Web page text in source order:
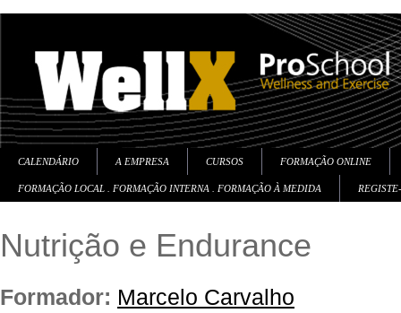
CALENDÁRIO A EMPRESA CURSOS FORMAÇÃO ONLINE
FORMAÇÃO LOCAL . FORMAÇÃO INTERNA . FORMAÇÃO À MEDIDA
Nutrição e Endurance
Formador: Marcelo Carvalho